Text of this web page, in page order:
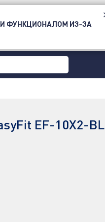
EF-10X2-BL
ФУНКЦИОНАЛОМ ИЗ-ЗА